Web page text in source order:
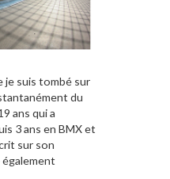
je suis tombé sur
du
ans qui a
3 ans en BMX et
sur son